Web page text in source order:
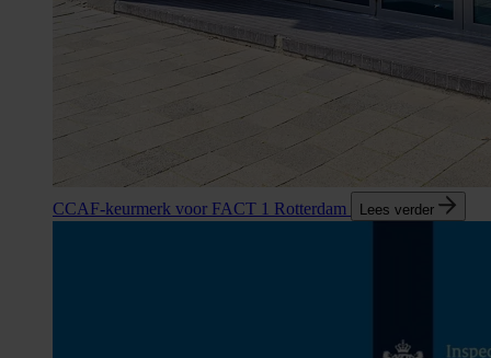
CCAF-keurmerk voor FACT 1 Rotterdam Lees verder